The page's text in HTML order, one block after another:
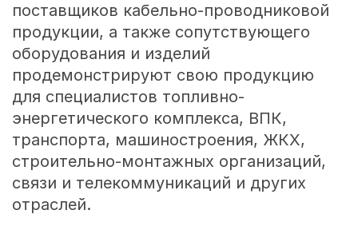
поставщиков кабельно-проводниковой
продукции, а также сопутствующего
оборудования и изделий
продемонстрируют свою продукцию
для специалистов топливно-
энергетического комплекса, ВПК,
транспорта, машиностроения, ЖКХ,
строительно-монтажных организаций,
связи и телекоммуникаций и других
отраслей.